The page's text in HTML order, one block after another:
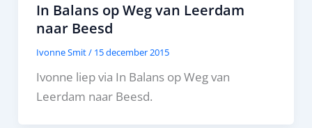
In Balans op Weg van Leerdam
naar Beesd
Ivonne Smit/ 15 december 2015
Ivonne liep via In Balans op Weg van
Leerdam naar Beesd.